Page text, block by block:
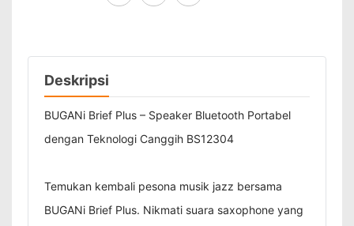
Deskripsi
BUGANi Brief Plus – Speaker Bluetooth Portabel
dengan Teknologi Canggih BS12304
Temukan kembali pesona musik jazz bersama
BUGANi Brief Plus. Nikmati suara saxophone yang